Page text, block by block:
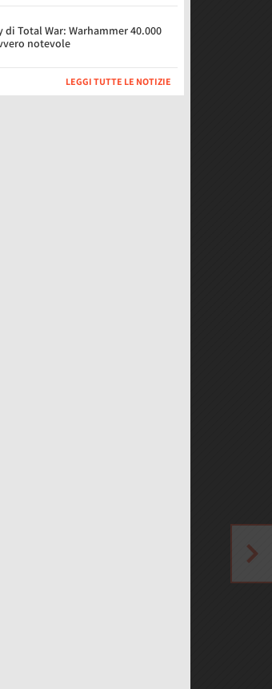
di Total War: Warhammer 40.000
notevole
LEGGI TUTTE LE NOTIZIE